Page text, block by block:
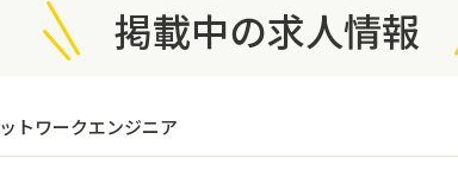
掲載中の求人情報
トワークエンジニア